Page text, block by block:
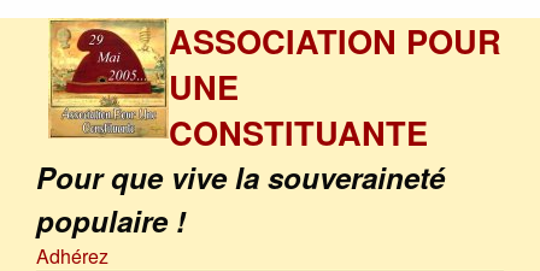
ASSOCIATION POUR
UNE
CONSTITUANTE
Pour que vive la souveraineté
populaire !
Adhérez